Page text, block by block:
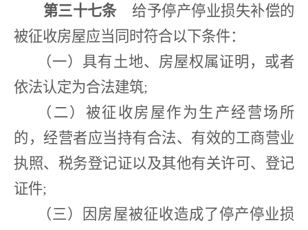
第三十七条
给予停产停业损失补偿的
被征收房屋应当同时符合以下条件：
（一）具有土地、房屋权属证明，或者
依法认定为合法建筑;
（二）被征收房屋作为生产经营场所
的，经营者应当持有合法、有效的工商营业
执照、税务登记证以及其他有关许可、登记
证件;
（三）因房屋被征收造成了停产停业损